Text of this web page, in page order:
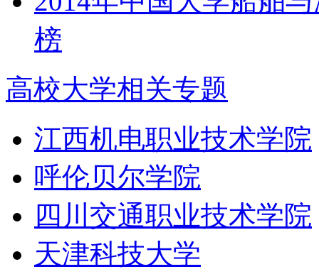
榜
高校大学相关专题
江西机电职业技术学院
呼伦贝尔学院
四川交通职业技术学院
天津科技大学